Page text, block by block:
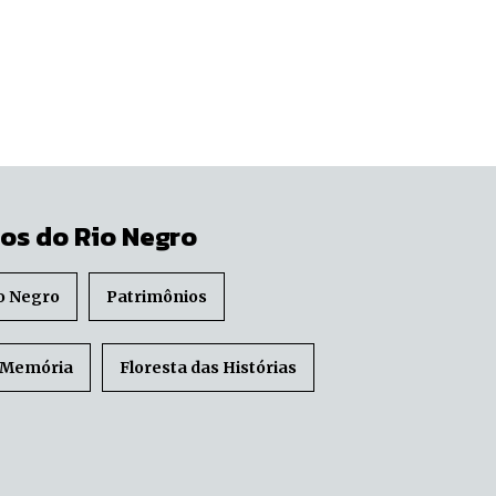
do Rio Negro
Negro Patrimônios
Floresta das Histórias